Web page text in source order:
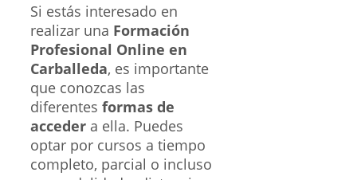
Si estás interesado en
realizar una Formación
Profesional Online en
Carballeda, es importante
que conozcas las
diferentes formas de
acceder a ella. Puedes
optar por cursos a tiempo
completo, parcial o incluso